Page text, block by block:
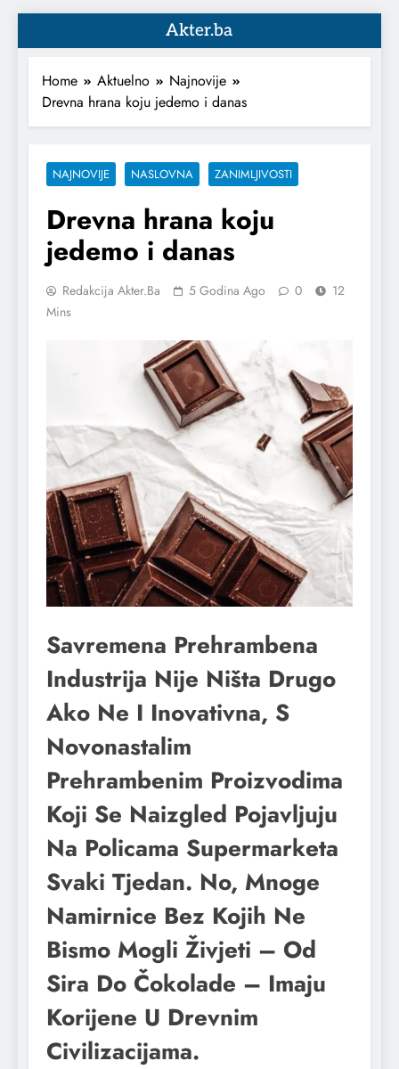
Akter.ba
Home Aktuelno
Najnovije
Drevna hrana koju jedemo i danas
NAJNOVIJE NASLOVNA ZANIMLJIVOSTI
Drevna hrana koju
jedemo i danas
Redakcija Akter.ba 5 Godina Ago 0
12
Mins
Savremena Prehrambena
Industrija Nije Ništa Drugo
Ako Ne I Inovativna, S
Novonastalim
Prehrambenim Proizvodima
Koji Se Naizgled Pojavljuju
Na Policama Supermarketa
Svaki Tjedan. No, Mnoge
Namirnice Bez Kojih Ne
Bismo Mogli Živjeti – Od
Sira Do Čokolade – Imaju
Korijene U Drevnim
Civilizacijama.